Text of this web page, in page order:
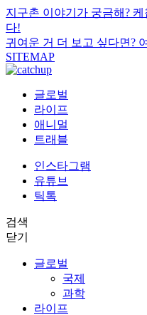
지구촌 이야기가 궁금해?
다!
귀여운 거 더 보고 싶다면?
SITEMAP
글로벌
라이프
애니멀
트래블
인스타그램
유튜브
틱톡
검색
닫기
글로벌
국제
과학
라이프